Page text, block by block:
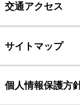
交通アクセス
サイトマップ
個人情報保護方